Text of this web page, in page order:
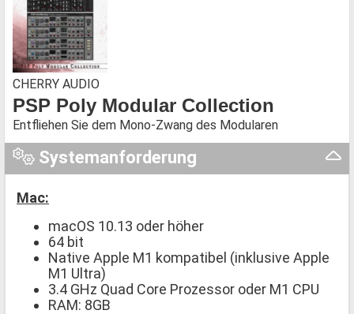
CHERRY AUDIO
PSP Poly Modular Collection
Entfliehen Sie dem Mono-Zwang des Modularen
Systemanforderung
Mac:
macOS 10.13 oder höher
64 bit
Native Apple M1 kompatibel (inklusive Apple
M1 Ultra)
3.4 GHz Quad Core Prozessor oder M1 CPU
RAM: 8GB